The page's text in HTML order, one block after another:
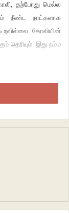
தற்போது மெல்ல
நீண்ட நாட்களாக
கோலியின்
தெரியும். இது நம்ம
யாராலும்
கண்முன் கொண்டு
ஆஸ்திரேலிய
தனது நடு விரலை
மனைவி குறித்து
கோலியிடம் இருந்த